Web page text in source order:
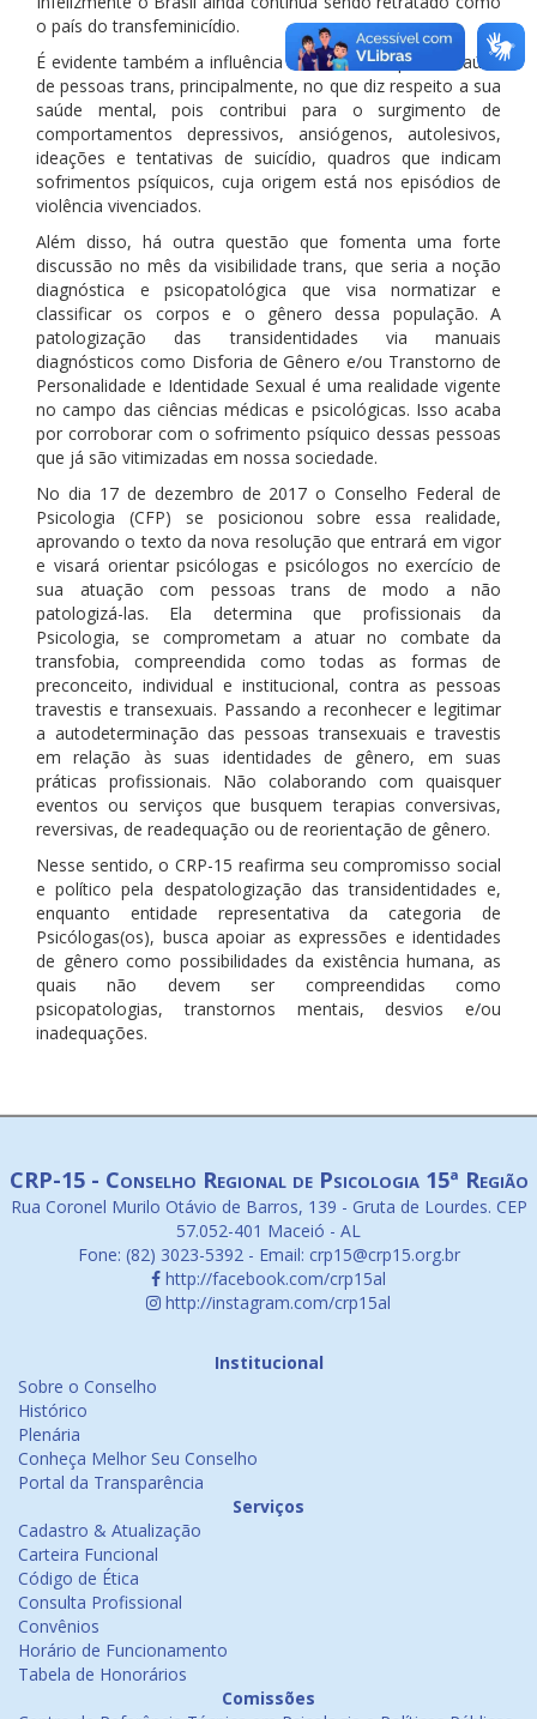
o país do transfeminicídio.
É evidente também a influência da transfobia para a saúde
de pessoas trans, principalmente, no que diz respeito a sua
saúde mental, pois contribui para o surgimento de
comportamentos depressivos, ansiógenos, autolesivos,
ideações e tentativas de suicídio, quadros que indicam
sofrimentos psíquicos, cuja origem está nos episódios de
violência vivenciados.
Além disso, há outra questão que fomenta uma forte
discussão no mês da visibilidade trans, que seria a noção
diagnóstica e psicopatológica que visa normatizar e
classificar os corpos e o gênero dessa população. A
patologização das transidentidades via manuais
diagnósticos como Disforia de Gênero e/ou Transtorno de
Personalidade e Identidade Sexual é uma realidade vigente
no campo das ciências médicas e psicológicas. Isso acaba
por corroborar com o sofrimento psíquico dessas pessoas
que já são vitimizadas em nossa sociedade.
No dia 17 de dezembro de 2017 o Conselho Federal de
Psicologia (CFP) se posicionou sobre essa realidade,
aprovando o texto da nova resolução que entrará em vigor
e visará orientar psicólogas e psicólogos no exercício de
sua atuação com pessoas trans de modo a não
patologizá-las. Ela determina que profissionais da
Psicologia, se comprometam a atuar no combate da
transfobia, compreendida como todas as formas de
preconceito, individual e institucional, contra as pessoas
travestis e transexuais. Passando a reconhecer e legitimar
a autodeterminação das pessoas transexuais e travestis
em relação às suas identidades de gênero, em suas
práticas profissionais. Não colaborando com quaisquer
eventos ou serviços que busquem terapias conversivas,
reversivas, de readequação ou de reorientação de gênero.
Nesse sentido, o CRP-15 reafirma seu compromisso social
e político pela despatologização das transidentidades e,
enquanto entidade representativa da categoria de
Psicólogas(os), busca apoiar as expressões e identidades
de gênero como possibilidades da existência humana, as
quais não devem ser compreendidas como
psicopatologias, transtornos mentais, desvios e/ou
inadequações.
CRP-15 - Conselho Regional de Psicologia 15ª Região
Rua Coronel Murilo Otávio de Barros, 139 - Gruta de Lourdes. CEP
57.052-401 Maceió - AL
Fone: (82) 3023-5392 - Email: crp15@crp15.org.br
http://facebook.com/crp15al
http://instagram.com/crp15al
Institucional
Sobre o Conselho
Histórico
Plenária
Conheça Melhor Seu Conselho
Portal da Transparência
Serviços
Cadastro & Atualização
Carteira Funcional
Código de Ética
Consulta Profissional
Convênios
Horário de Funcionamento
Tabela de Honorários
Comissões